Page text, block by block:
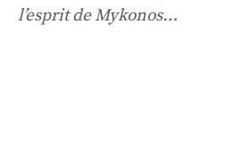
l’esprit de Mykonos…